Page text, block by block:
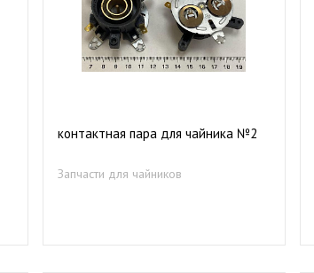
контактная пара для чайника №2
Запчасти для чайников